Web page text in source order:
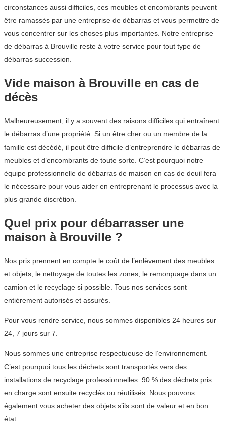
circonstances aussi difficiles, ces meubles et encombrants peuvent
être ramassés par une entreprise de débarras et vous permettre de
vous concentrer sur les choses plus importantes. Notre entreprise
de débarras à Brouville reste à votre service pour tout type de
débarras succession.
Vide maison à Brouville en cas de
décès
Malheureusement, il y a souvent des raisons difficiles qui entraînent
le débarras d’une propriété. Si un être cher ou un membre de la
famille est décédé, il peut être difficile d’entreprendre le débarras de
meubles et d’encombrants de toute sorte. C’est pourquoi notre
équipe professionnelle de débarras de maison en cas de deuil fera
le nécessaire pour vous aider en entreprenant le processus avec la
plus grande discrétion.
Quel prix pour débarrasser une
maison à Brouville ?
Nos prix prennent en compte le coût de l’enlèvement des meubles
et objets, le nettoyage de toutes les zones, le remorquage dans un
camion et le recyclage si possible. Tous nos services sont
entièrement autorisés et assurés.
Pour vous rendre service, nous sommes disponibles 24 heures sur
24, 7 jours sur 7.
Nous sommes une entreprise respectueuse de l’environnement.
C’est pourquoi tous les déchets sont transportés vers des
installations de recyclage professionnelles. 90 % des déchets pris
en charge sont ensuite recyclés ou réutilisés. Nous pouvons
également vous acheter des objets s’ils sont de valeur et en bon
état.